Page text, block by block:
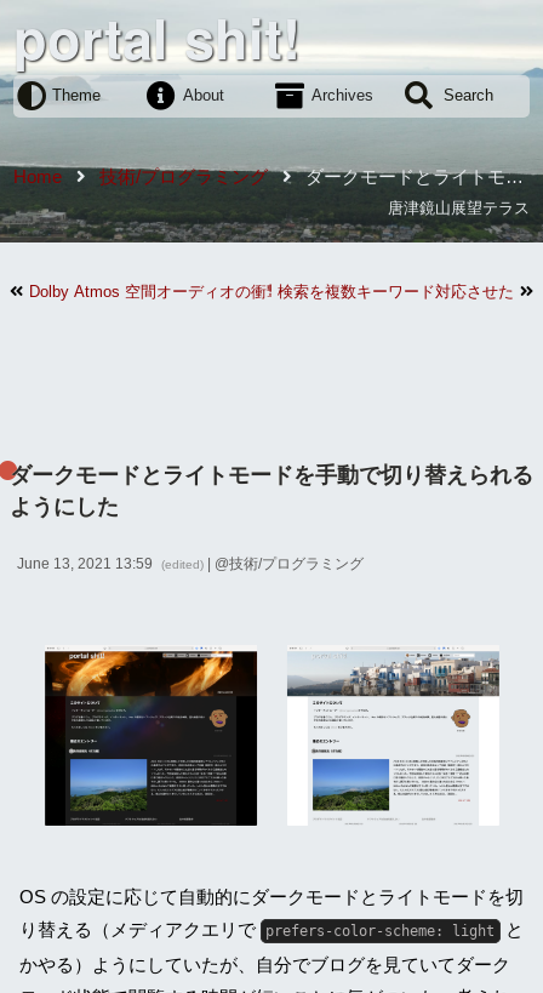
portal shit!
Theme About Archives Search
Home 技術/プログラミング
ダークモードとライトモー
ドを手動で切り替えられるようにした
唐津鏡山展望テラス
Dolby Atmos 空間オーディオの衝撃検索を複数キーワード対応させた
ダークモードとライトモードを手動で切り替えられる
ようにした
June 13, 2021 13:59 (edited) | @技術/プログラミング
OS の設定に応じて自動的にダークモードとライトモードを切
り替える（メディアクエリで
prefers-color-scheme: light と
かやる）ようにしていたが、自分でブログを見ていてダーク